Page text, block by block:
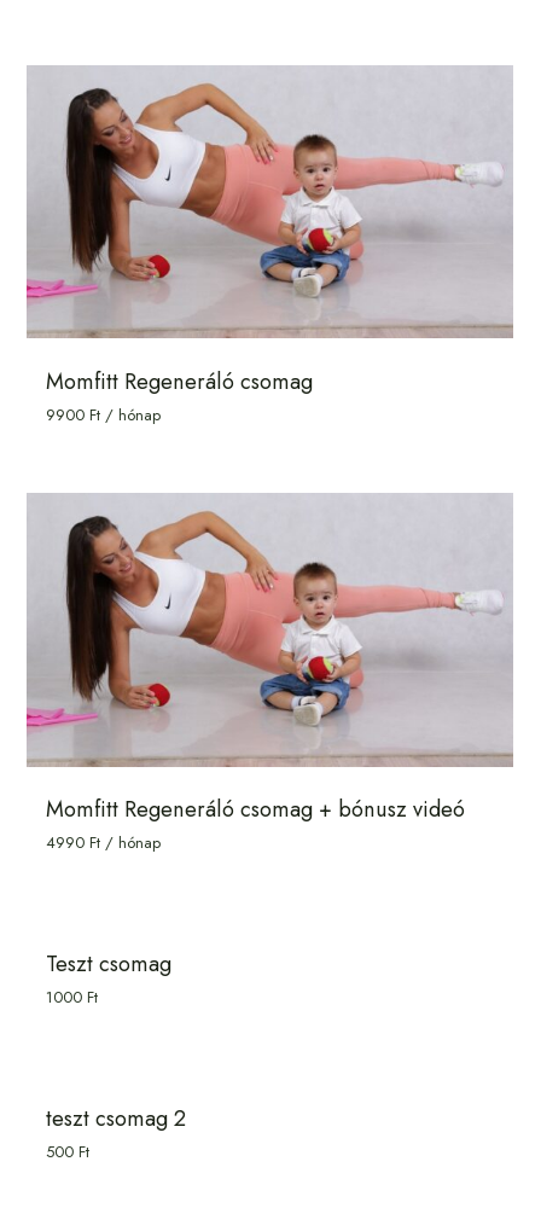
Momfitt Regeneráló csomag
9900 Ft / hónap
Momfitt Regeneráló csomag + bónusz videó
4990 Ft / hónap
Teszt csomag
1000 Ft
teszt csomag 2
500 Ft